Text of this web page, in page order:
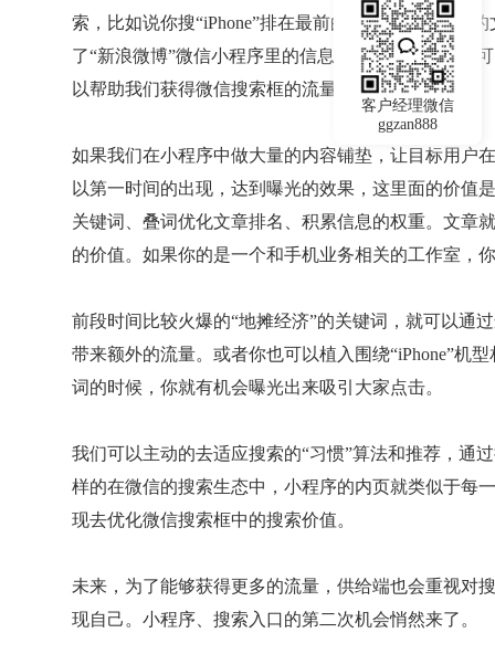
索，比如说你搜“iPhone”排在最前的是来自腾讯新闻
了“新浪微博”微信小程序里的信息。那就是说，我们
以帮助我们获得微信搜索框的流量。
如果我们在小程序中做大量的内容铺垫，让目标用户
以第一时间的出现，达到曝光的效果，这里面的价值
关键词、叠词优化文章排名、积累信息的权重。文章
的价值。如果你的是一个和手机业务相关的工作室，
前段时间比较火爆的“地摊经济”的关键词，就可以通
带来额外的流量。或者你也可以植入围绕“iPhone”机
词的时候，你就有机会曝光出来吸引大家点击。
我们可以主动的去适应搜索的“习惯”算法和推荐，通
样的在微信的搜索生态中，小程序的内页就类似于每
现去优化微信搜索框中的搜索价值。
未来，为了能够获得更多的流量，供给端也会重视对
现自己。小程序、搜索入口的第二次机会悄然来了。
客户经理微信
ggzan888